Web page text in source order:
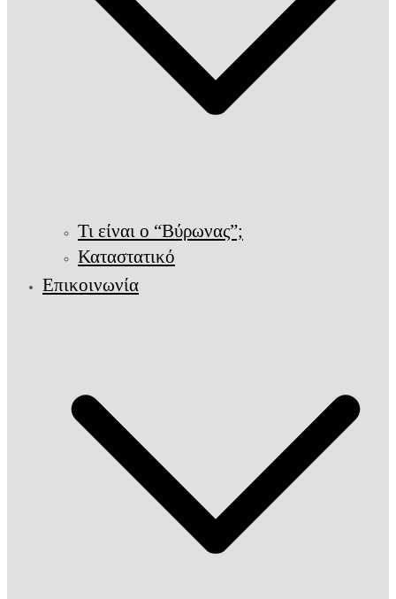
Τι είναι ο “Βύρωνας”;
Καταστατικό
Επικοινωνία